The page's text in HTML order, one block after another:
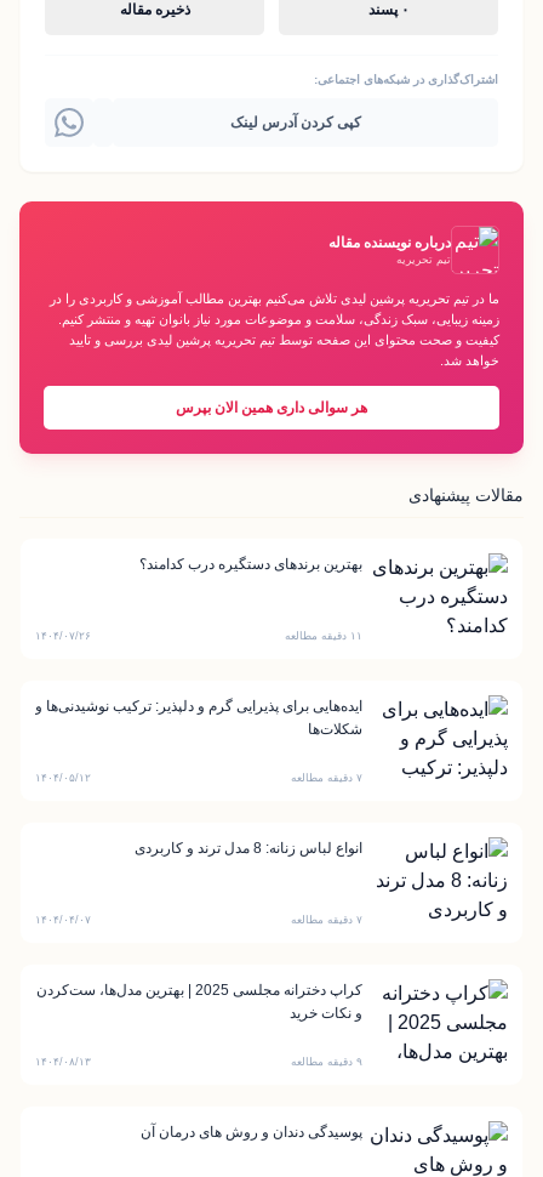
۰ پسند ذخیره مقاله
اشتراک‌گذاری در شبکه‌های اجتماعی:
کپی کردن آدرس لینک
درباره نویسنده مقاله
تیم تحریریه
ما در تیم تحریریه پرشین لیدی تلاش می‌کنیم بهترین مطالب آموزشی و کاربردی را در
زمینه زیبایی، سبک زندگی، سلامت و موضوعات مورد نیاز بانوان تهیه و منتشر کنیم.
کیفیت و صحت محتوای این صفحه توسط تیم تحریریه پرشین لیدی بررسی و تایید
خواهد شد.
هر سوالی داری همین الان بپرس
مقالات پیشنهادی
بهترین برندهای دستگیره درب کدامند؟
۱۱ دقیقه مطالعه ۱۴۰۴/۰۷/۲۶
ایده‌هایی برای پذیرایی گرم و دلپذیر: ترکیب نوشیدنی‌ها و
شکلات‌ها
۷ دقیقه مطالعه ۱۴۰۴/۰۵/۱۲
انواع لباس زنانه: 8 مدل ترند و کاربردی
۷ دقیقه مطالعه ۱۴۰۴/۰۴/۰۷
کراپ دخترانه مجلسی 2025 | بهترین مدل‌ها، ست‌کردن
و نکات خرید
۹ دقیقه مطالعه ۱۴۰۴/۰۸/۱۳
پوسیدگی دندان و روش های درمان آن